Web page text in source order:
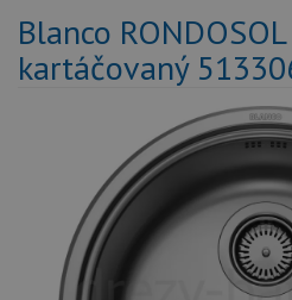
Blanco
kartáčovaný